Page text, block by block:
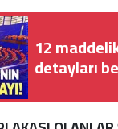
12
detayları